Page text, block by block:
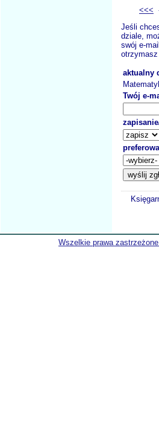
<<<
Jeśli
dziale,
swój e-
aktualny
Twój e-
Wszelkie prawa